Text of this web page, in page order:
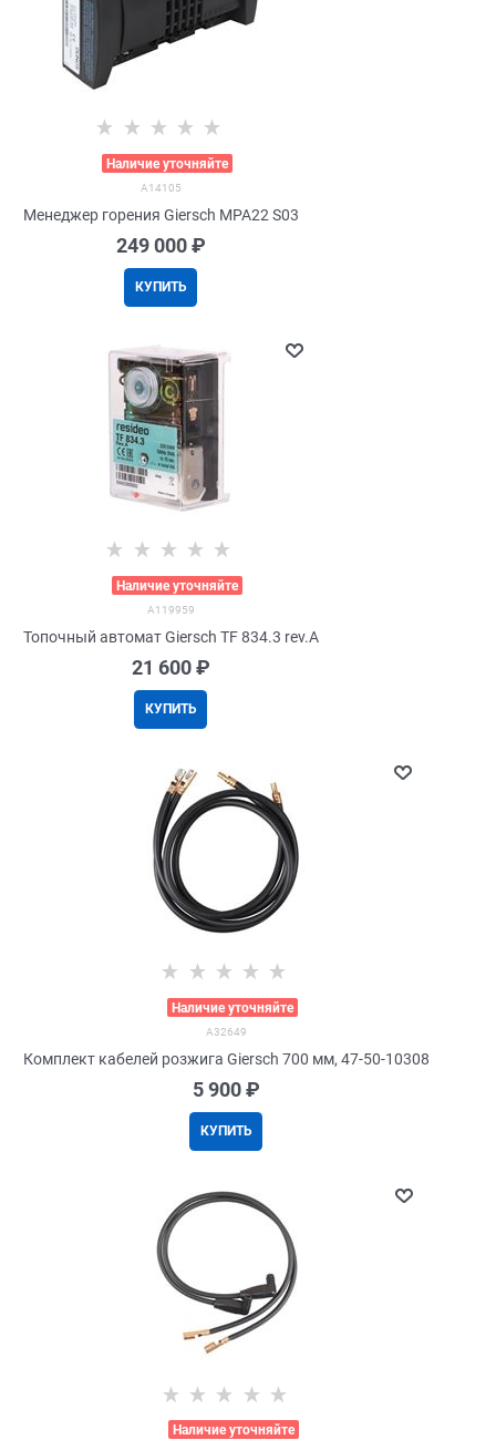
Наличие уточняйте
A14105
Менеджер горения Giersch MPA22 S03
249 000 ₽
КУПИТЬ
Наличие уточняйте
A119959
Топочный автомат Giersch TF 834.3 rev.A
21 600 ₽
КУПИТЬ
Наличие уточняйте
A32649
Комплект кабелей розжига Giersch 700 мм, 47-50-10308
5 900 ₽
КУПИТЬ
Наличие уточняйте